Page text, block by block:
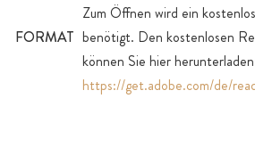
FORMAT
Zum Öffnen wird ein
benötigt. Den kostenlosen
können Sie hier
https://get.adobe.com/de/